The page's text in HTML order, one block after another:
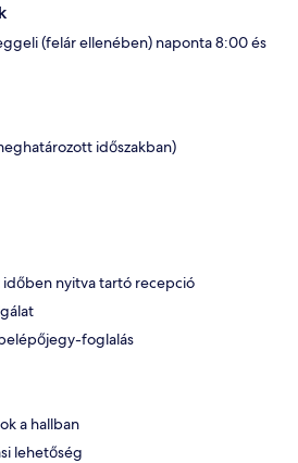
(felár ellenében) naponta 8:00 és
időszakban)
nyitva tartó recepció
foglalás
a hallban
lehetőség